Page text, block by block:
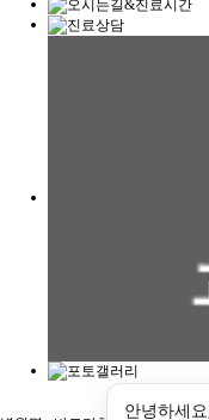
안녕하세